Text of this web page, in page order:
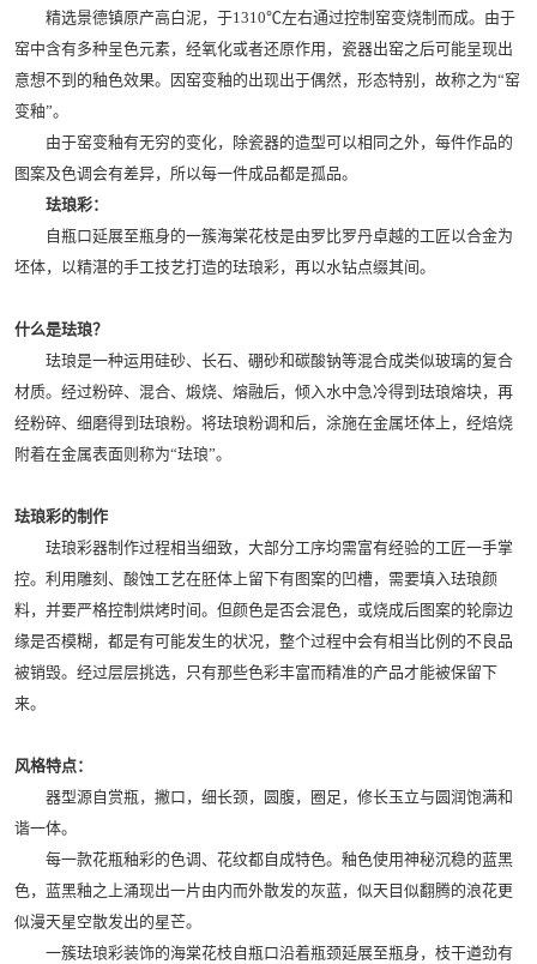
精选景德镇原产高白泥，于1310℃左右通过控制窑变烧制而成。由于
窑中含有多种呈色元素，经氧化或者还原作用，瓷器出窑之后可能呈现出
意想不到的釉色效果。因窑变釉的出现出于偶然，形态特别，故称之为“窑
变釉”。
由于窑变釉有无穷的变化，除瓷器的造型可以相同之外，每件作品的
图案及色调会有差异，所以每一件成品都是孤品。
珐琅彩：
自瓶口延展至瓶身的一簇海棠花枝是由罗比罗丹卓越的工匠以合金为
坯体，以精湛的手工技艺打造的珐琅彩，再以水钻点缀其间。
什么是珐琅？
珐琅是一种运用硅砂、长石、硼砂和碳酸钠等混合成类似玻璃的复合
材质。经过粉碎、混合、煅烧、熔融后，倾入水中急冷得到珐琅熔块，再
经粉碎、细磨得到珐琅粉。将珐琅粉调和后，涂施在金属坯体上，经焙烧
附着在金属表面则称为“珐琅”。
珐琅彩的制作
珐琅彩器制作过程相当细致，大部分工序均需富有经验的工匠一手掌
控。利用雕刻、酸蚀工艺在胚体上留下有图案的凹槽，需要填入珐琅颜
料，并要严格控制烘烤时间。但颜色是否会混色，或烧成后图案的轮廓边
缘是否模糊，都是有可能发生的状况，整个过程中会有相当比例的不良品
被销毁。经过层层挑选，只有那些色彩丰富而精准的产品才能被保留下
来。
风格特点：
器型源自赏瓶，撇口，细长颈，圆腹，圈足，修长玉立与圆润饱满和
谐一体。
每一款花瓶釉彩的色调、花纹都自成特色。釉色使用神秘沉稳的蓝黑
色，蓝黑釉之上涌现出一片由内而外散发的灰蓝，似天目似翻腾的浪花更
似漫天星空散发出的星芒。
一簇珐琅彩装饰的海棠花枝自瓶口沿着瓶颈延展至瓶身，枝干遒劲有